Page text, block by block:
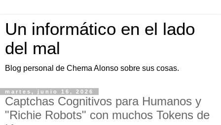
Un informático en el lado
del mal
Blog personal de Chema Alonso sobre sus cosas.
martes, junio 16, 2026
Captchas Cognitivos para Humanos y
"Richie Robots" con muchos Tokens de